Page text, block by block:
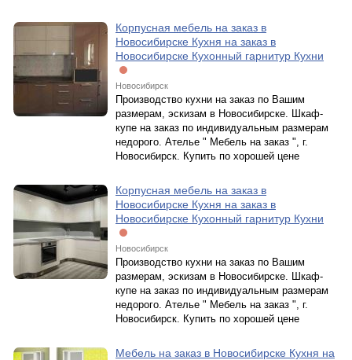
Корпусная мебель на заказ в
Новосибирске Кухня на заказ в
Новосибирске Кухонный гарнитур Кухни
Новосибирск
Производство кухни на заказ по Вашим
размерам, эскизам в Новосибирске. Шкаф-
купе на заказ по индивидуальным размерам
недорого. Ателье " Мебель на заказ ", г.
Новосибирск. Купить по хорошей цене
Корпусная мебель на заказ в
Новосибирске Кухня на заказ в
Новосибирске Кухонный гарнитур Кухни
Новосибирск
Производство кухни на заказ по Вашим
размерам, эскизам в Новосибирске. Шкаф-
купе на заказ по индивидуальным размерам
недорого. Ателье " Мебель на заказ ", г.
Новосибирск. Купить по хорошей цене
Мебель на заказ в Новосибирске Кухня на